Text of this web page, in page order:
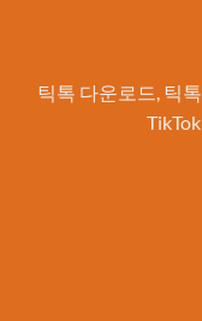
틱톡 다운로드, 틱